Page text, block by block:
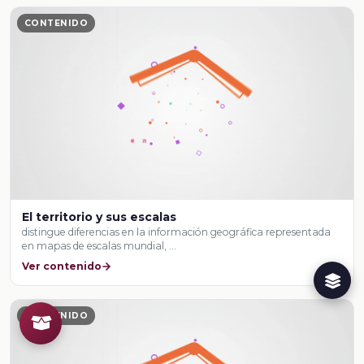
CONTENIDO
El territorio y sus escalas
distingue diferencias en la información geográfica representada
en mapas de escalas mundial, …
Ver contenido
CONTENIDO